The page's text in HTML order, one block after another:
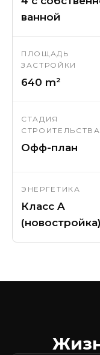
ванной
ПЛОЩАДЬ
ЗАСТРОЙКИ
640 m²
СТАДИЯ
СТРОИТЕЛЬСТВА
Офф-план
ЭНЕРГЕТИКА
Класс A
(новостройка)